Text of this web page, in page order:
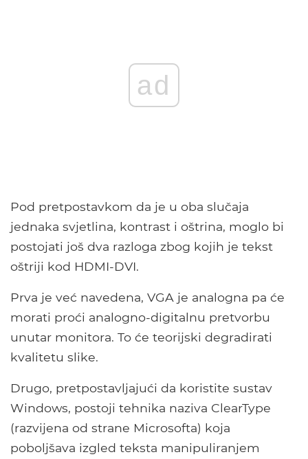
ad
Pod pretpostavkom da je u oba slučaja
jednaka svjetlina, kontrast i oštrina, moglo bi
postojati još dva razloga zbog kojih je tekst
oštriji kod HDMI-DVI.
Prva je već navedena, VGA je analogna pa će
morati proći analogno-digitalnu pretvorbu
unutar monitora. To će teorijski degradirati
kvalitetu slike.
Drugo, pretpostavljajući da koristite sustav
Windows, postoji tehnika naziva ClearType
(razvijena od strane Microsofta) koja
poboljšava izgled teksta manipuliranjem